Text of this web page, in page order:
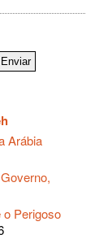
Arábia
o Perigoso